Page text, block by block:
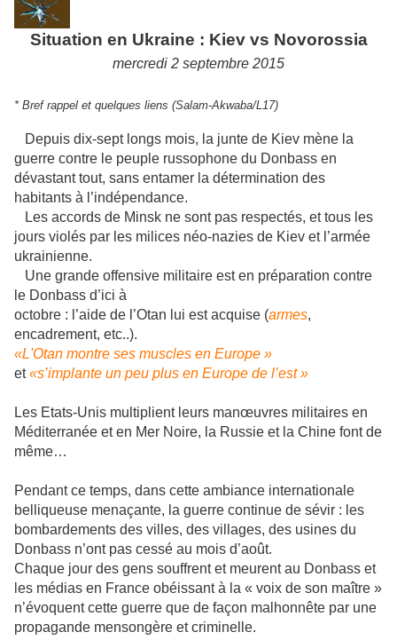
Situation en Ukraine : Kiev vs Novorossia
mercredi 2 septembre 2015
* Bref rappel et quelques liens (Salam-Akwaba/L17)
Depuis dix-sept longs mois, la junte de Kiev mène la
guerre contre le peuple russophone du Donbass en
dévastant tout, sans entamer la détermination des
habitants à l’indépendance.
Les accords de Minsk ne sont pas respectés, et tous les
jours violés par les milices néo-nazies de Kiev et l’armée
ukrainienne.
Une grande offensive militaire est en préparation contre
le Donbass d’ici à
octobre : l’aide de l’Otan lui est acquise (armes,
encadrement, etc..).
«L'Otan montre ses muscles en Europe »
et«s’implante un peu plus en Europe de l’est »
Les Etats-Unis multiplient leurs manœuvres militaires en
Méditerranée et en Mer Noire, la Russie et la Chine font de
même…
Pendant ce temps, dans cette ambiance internationale
belliqueuse menaçante, la guerre continue de sévir : les
bombardements des villes, des villages, des usines du
Donbass n’ont pas cessé au mois d’août.
Chaque jour des gens souffrent et meurent au Donbass et
les médias en France obéissant à la « voix de son maître »
n’évoquent cette guerre que de façon malhonnête par une
propagande mensongère et criminelle.